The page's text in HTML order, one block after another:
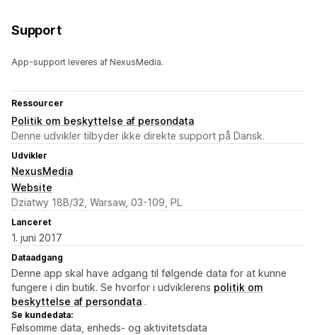
Support
App-support leveres af NexusMedia.
Ressourcer
Politik om beskyttelse af persondata
Denne udvikler tilbyder ikke direkte support på Dansk.
Udvikler
NexusMedia
Website
Dziatwy 18B/32, Warsaw, 03-109, PL
Lanceret
1. juni 2017
Dataadgang
Denne app skal have adgang til følgende data for at kunne
fungere i din butik. Se hvorfor i udviklerens politik om
beskyttelse af persondata .
Se kundedata:
Følsomme data, enheds- og aktivitetsdata